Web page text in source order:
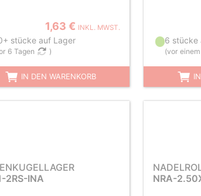
1,63 € INKL. MWST.
stücke auf Lager
6 Tagen )
IN DEN WARENKORB
6 stücke
(vor einem
2RS-INA
NRA-